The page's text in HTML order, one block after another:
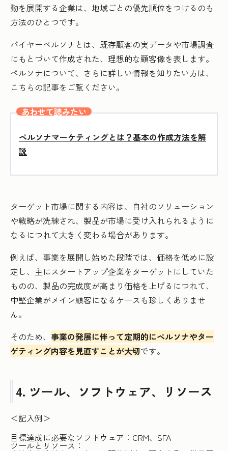
動を展開する企業は、地域ごとの優先順位をつけるのも
方法のひとつです。
バイヤーペルソナとは、既存顧客の実データや市場調査
にもとづいて作成された、理想的な顧客像を表します。
ペルソナについて、さらに詳しい情報を知りたい方は、
こちらの記事をご覧ください。
あわせて読みたい
ペルソナマーケティングとは？基本の作成方法を解
説
ターゲット市場に関する内容は、自社のソリューション
や戦略が洗練され、製品が市場に受け入れられるように
なるにつれて大きく変わる場合があります。
例えば、事業を展開し始めた段階では、価格を低めに設
定し、主にスタートアップ企業をターゲットにしていた
ものの、製品の完成度が高まり価格を上げるにつれて、
中堅企業がメイン顧客になるケースも珍しくありませ
ん。
そのため、 事業の発展に伴って定期的にペルソナやター
ゲティング内容を見直すことが大切です。
4. ツール、ソフトウェア、リソース
＜記入例＞
目標達成に必要なソフトウェア：CRM、SFA
ツールとリソース：